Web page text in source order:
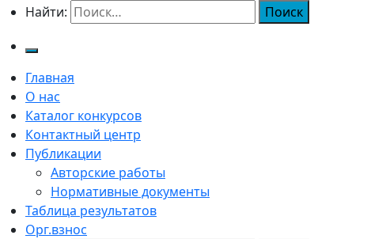
Найти:
Главная
О нас
Каталог конкурсов
Контактный центр
Публикации
Авторские работы
Нормативные документы
Таблица результатов
Орг.взнос